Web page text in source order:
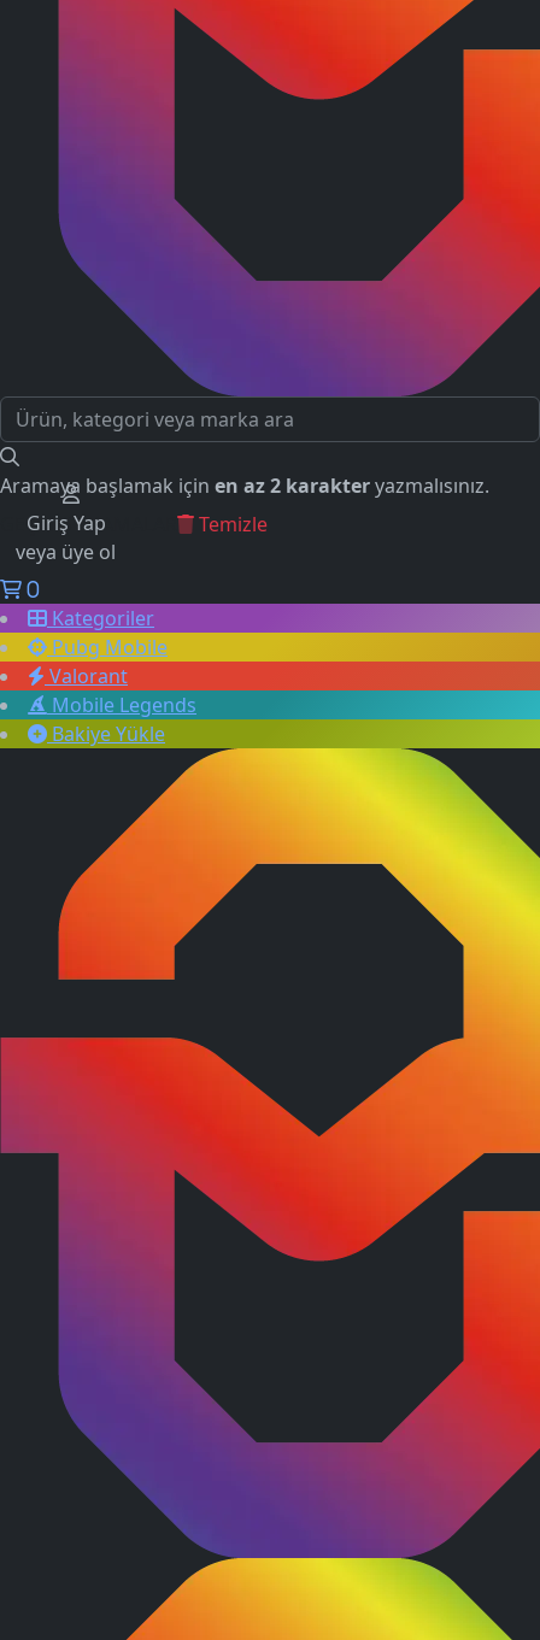
Aramaya başlamak için en az 2 karakteryazmalısınız.
GEÇMİŞ ARAMALAR
Temizle
Giriş Yap
veya üye ol
0
Kategoriler
Pubg Mobile
Valorant
Mobile Legends
Bakiye Yükle